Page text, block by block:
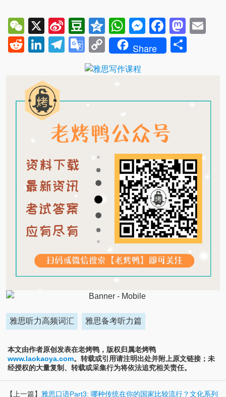
WeChat
X
Sina
Weibo
Douban
QzoneWhatsApp
Messenger
RedditLinkedIn
Telegram
Google
Translate
Copy
Link
Share
雅思听力高频词汇 雅思备考听力篇
本文由作者原创发表在老烤鸭，版权归属老烤鸭
www.laokaoya.com。转载或引用请注明出处并附上原文链接；未
经授权的大量复制、转载或采集行为将依法追究相关责任。
【上一篇】 雅思口语Part3: 哪种传统在你的国家比较流行？文化系列